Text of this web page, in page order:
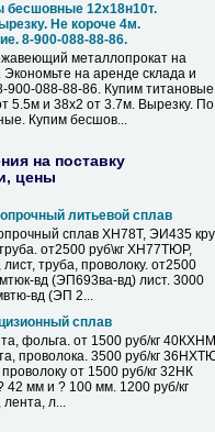
бесшовные 12х18н10т.
Не короче 4м.
8-900-088-88-86.
металлопрокат на
на аренде склада и
900-088-88-86. Купим титановые
5.5м и 38х2 от 3.7м. Вырезку. По
Купим бесшов...
на поставку
цены
литьевой сплав
сплав ХН78Т, ЭИ435
от2500 руб\кг ХН77ТЮР,
труба, проволоку. от2500
вд (ЭП693ва-вд) лист. 3000
вд (ЭП 2...
сплав
фольга. от 1500 руб/кг 40КХНМ
проволока. 3500 руб/кг
проволоку от 1500 руб/кг 32НК
42 мм и ? 100 мм. 1200 руб/кг
лента, л...